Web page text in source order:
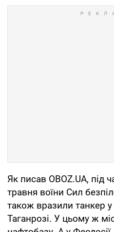
Як писав OBOZ.UA, під
травня воїни Сил
також вразили танкер
Таганрозі. У цьому ж